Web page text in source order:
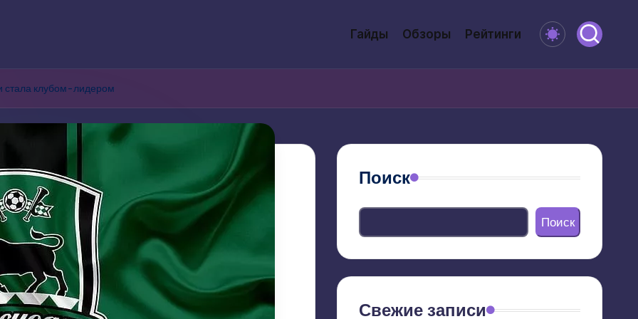
Гайды Обзоры Рейтинги
стала клубом-лидером
Поиск
Поиск
Свежие записи